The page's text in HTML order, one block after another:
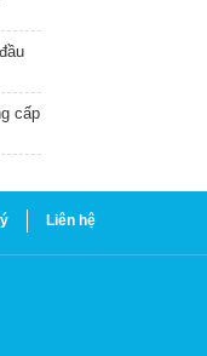
cấp
Liên hệ